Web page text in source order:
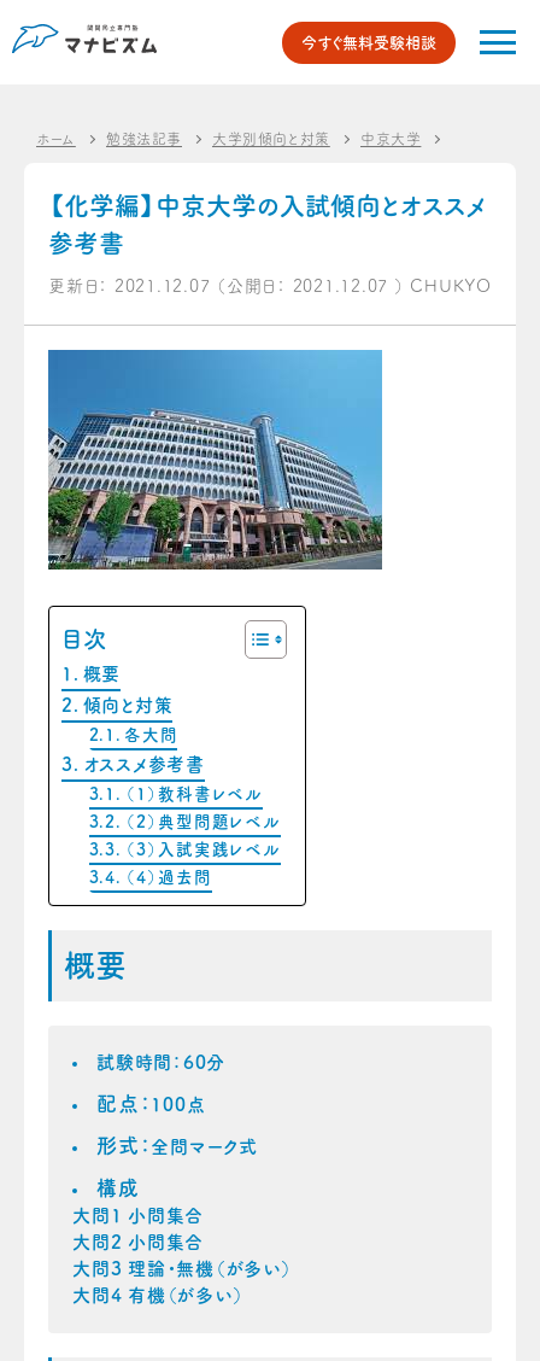
今すぐ無料受験相談
ホーム 勉強法記事 大学別傾向と対策 中京大学
【化学編】中京大学の入試傾向とオススメ
参考書
更新日： 2021.12.07 （公開日： 2021.12.07 ） CHUKYO
目次
概要
傾向と対策
各大問
オススメ参考書
（1）教科書レベル
（2）典型問題レベル
（3）入試実践レベル
（4）過去問
概要
試験時間： 60分
配点： 100点
形式： 全問マーク式
構成
大問1 小問集合
大問2 小問集合
大問3 理論・無機（が多い）
大問4 有機（が多い）